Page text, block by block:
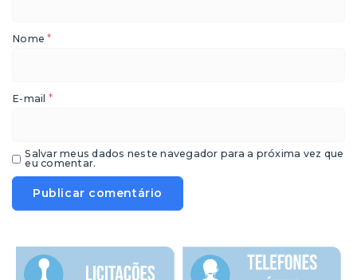
Nome*
E-mail *
Salvar meus dados neste navegador para a próxima vez que
eu comentar.